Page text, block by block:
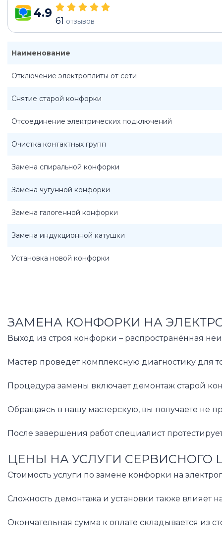
4.9
61 отзывов
Наименование
Отключение электроплиты от сети
Снятие старой конфорки
Отсоединение электрических подключений
Очистка контактных групп
Замена спиральной конфорки
Замена чугунной конфорки
Замена галогенной конфорки
Замена индукционной катушки
Установка новой конфорки
ЗАМЕНА КОНФОРКИ НА
Выход из строя конфорки – распространённая
Мастер проведет комплексную диагностику для
Процедура замены включает демонтаж старой
Обращаясь в нашу мастерскую, вы получаете не
После завершения работ специалист
ЦЕНЫ НА УСЛУГИ СЕРВИСНОГО
Стоимость услуги по замене конфорки на
Сложность демонтажа и установки также влияет
Окончательная сумма к оплате складывается из